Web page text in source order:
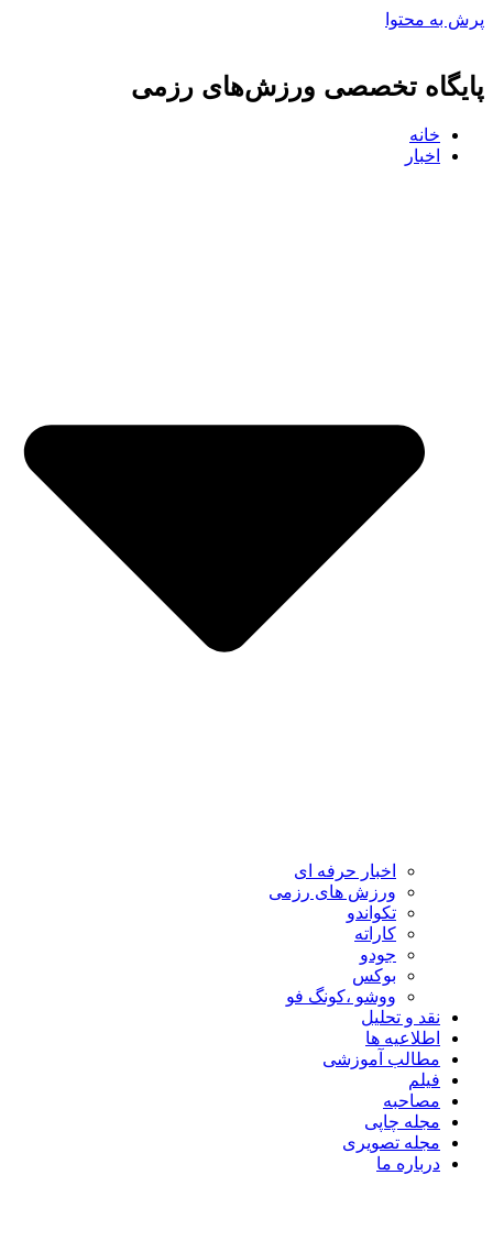
پرش به محتوا
پایگاه تخصصی ورزش‌های رزمی
خانه
اخبار
اخبار حرفه ای
ورزش های رزمی
تکواندو
کاراته
جودو
بوکس
ووشو ،کونگ فو
نقد و تحلیل
اطلاعیه ها
مطالب آموزشی
فیلم
مصاحبه
مجله چاپی
مجله تصویری
درباره ما